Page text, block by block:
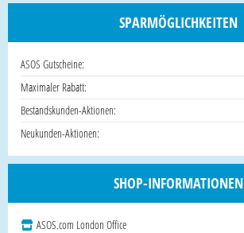
SPARMÖGLICHKEITEN
ASOS Gutscheine:
Maximaler Rabatt:
Bestandskunden-Aktionen:
Neukunden-Aktionen:
SHOP-INFORMATIONEN
ASOS.com London Office